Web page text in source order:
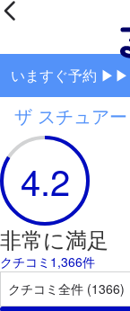
いますぐ予約 ▶▶
ザ スチュア
4.2
非常に満足
クチコミ1,366件